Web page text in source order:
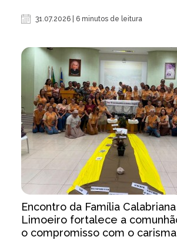
31.07.2026 | 6 minutos de leitura
Encontro da Família
Limoeiro fortalece a
o compromisso com o carisma